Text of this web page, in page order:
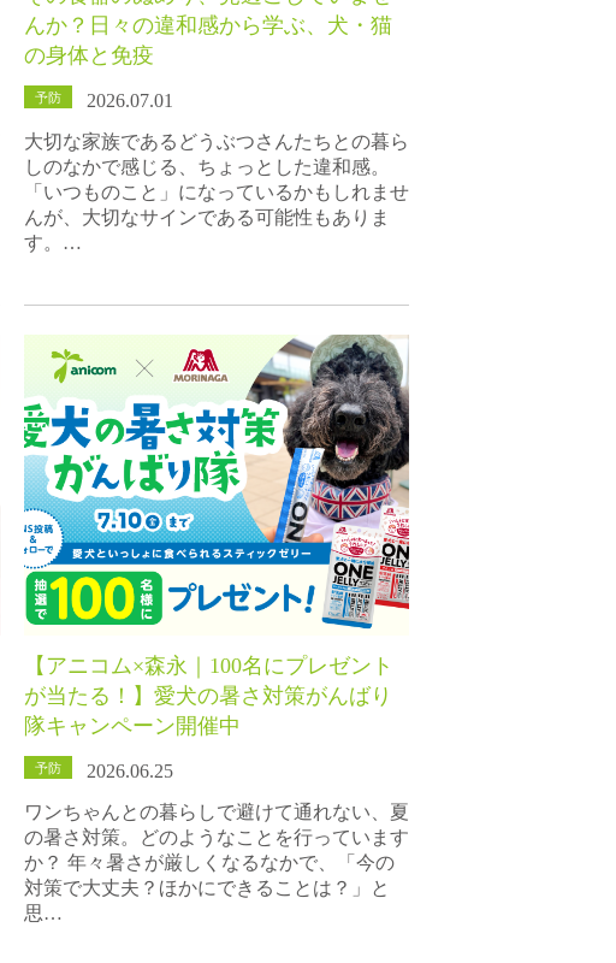
んか？日々の違和感から学ぶ、犬・猫
の身体と免疫
予防
2026.07.01
大切な家族であるどうぶつさんたちとの暮ら
しのなかで感じる、ちょっとした違和感。
「いつものこと」になっているかもしれませ
んが、大切なサインである可能性もありま
す。…
【アニコム×森永｜100名にプレゼント
が当たる！】愛犬の暑さ対策がんばり
隊キャンペーン開催中
予防
2026.06.25
ワンちゃんとの暮らしで避けて通れない、夏
の暑さ対策。どのようなことを行っています
か？ 年々暑さが厳しくなるなかで、「今の
対策で大丈夫？ほかにできることは？」と
思…